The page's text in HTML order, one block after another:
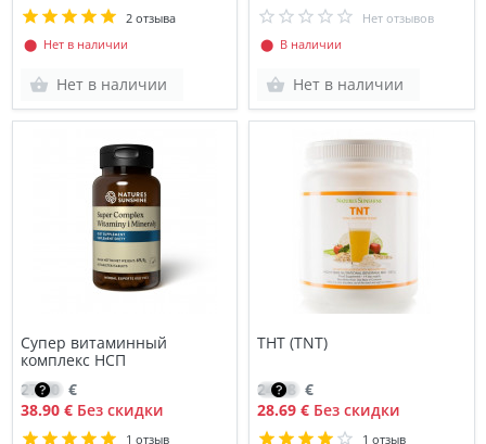
2 отзыва
⬤ Нет в наличии
Нет в наличии
Нет отзывов
⬤ В наличии
Нет в наличии
Супер витаминный
комплекс НСП
27.80 €
38.90 €Без скидки
1 отзыв
ТНТ (TNT)
24.38 €
28.69 € Без скидки
1 отзыв